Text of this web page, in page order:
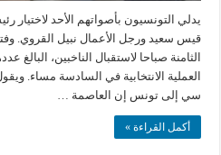
يدلي التونسيون بأصواتهم الأحد لاختيار
قيس سعيد ورجل الأعمال نبيل القروي.
العملية الانتخابية في السادسة مساء.
سي إلى تونس إن العاصمة …
أكمل القراءة »